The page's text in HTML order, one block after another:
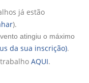
já estão
).
atingiu o máximo
da sua inscrição).
AQUI.